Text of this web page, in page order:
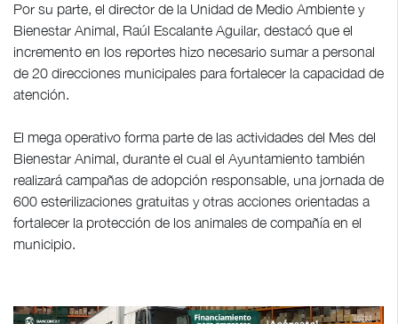
Por su parte, el director de la Unidad de Medio Ambiente y
Bienestar Animal, Raúl Escalante Aguilar, destacó que el
incremento en los reportes hizo necesario sumar a personal
de 20 direcciones municipales para fortalecer la capacidad de
atención.
El mega operativo forma parte de las actividades del Mes del
Bienestar Animal, durante el cual el Ayuntamiento también
realizará campañas de adopción responsable, una jornada de
600 esterilizaciones gratuitas y otras acciones orientadas a
fortalecer la protección de los animales de compañía en el
municipio.